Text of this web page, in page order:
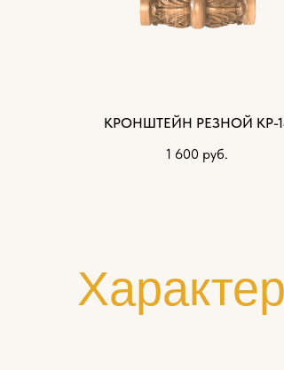
КРОНШТЕЙН РЕЗНОЙ КР-
1 600 руб.